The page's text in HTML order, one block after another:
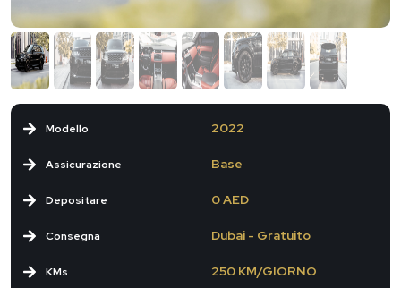
Modello
Assicurazione
Depositare
2022
Base
0 AED
Consegna
KMs
Dubai - Gratuito
250 KM/GIORNO